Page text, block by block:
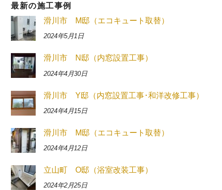
最新の施工事例
滑川市 M邸（エコキュート取替）
2024年5月1日
滑川市 N邸（内窓設置工事）
2024年4月30日
滑川市 Y邸（内窓設置工事･和洋改修工事）
2024年4月15日
滑川市 M邸（エコキュート取替）
2024年4月12日
立山町 O邸（浴室改装工事）
2024年2月25日